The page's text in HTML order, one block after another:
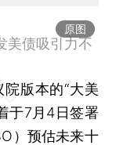
原图
美债吸引力不
版本的“大美
于7月4日签署
）预估未来十